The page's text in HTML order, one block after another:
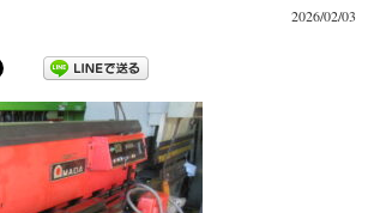
2026/02/03